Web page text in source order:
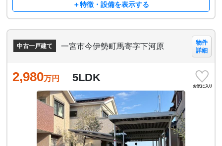
＋特徴・設備を表示する
中古一戸建て 一宮市今伊勢町馬寄字下河原
物件
詳細
2,980万円 5LDK